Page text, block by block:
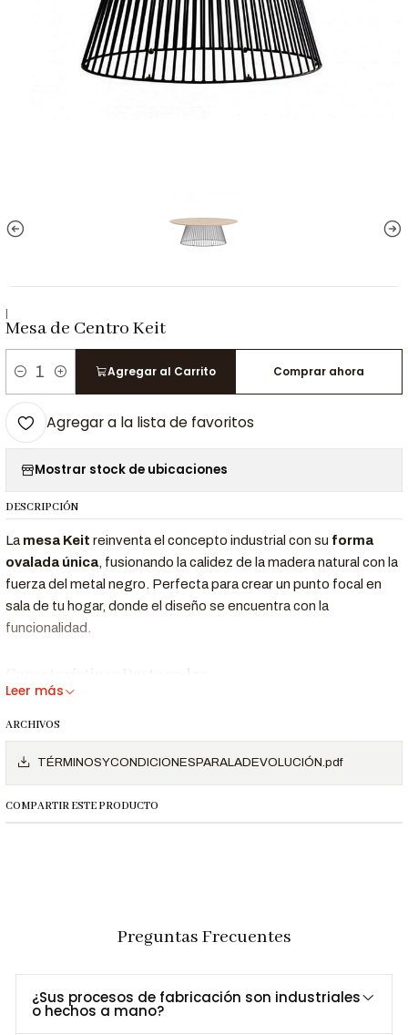
|
Mesa de Centro Keit
Cantidad
Agregar al Carrito Comprar ahora
Agregar a la lista de favoritos
Mostrar stock de ubicaciones
DESCRIPCIÓN
La mesa Keit reinventa el concepto industrial con su forma
ovalada única, fusionando la calidez de la madera natural con la
fuerza del metal negro. Perfecta para crear un punto focal en
sala de tu hogar, donde el diseño se encuentra con la
funcionalidad.
Tablero de madera
enchapada
Base electrosoldada
Proporciones ideales
(120x65cm) para circulación fluida
65 cm
Alto
40 cm
Grosor de
tablero
26 mm
Leer más
ARCHIVOS
TÉRMINOSYCONDICIONESPARALADEVOLUCIÓN.pdf
COMPARTIR ESTE PRODUCTO
Preguntas Frecuentes
¿Sus procesos de fabricación son industriales
o hechos a mano?